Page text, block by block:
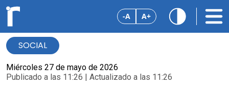
-A A+
SOCIAL
Miércoles 27 de mayo de 2026
Publicado a las 11:26 | Actualizado a las 11:26